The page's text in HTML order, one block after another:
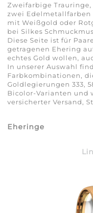
Zweifarbige
zwei Edelmetallfarben
mit Weißgold oder
bei Silkes
Diese Seite ist für
getragenen Ehering
echtes Gold wollen,
In unserer Auswahl
Farbkombinationen,
Goldlegierungen 333,
Bicolor-Varianten und
versicherter Versand,
Eheringe